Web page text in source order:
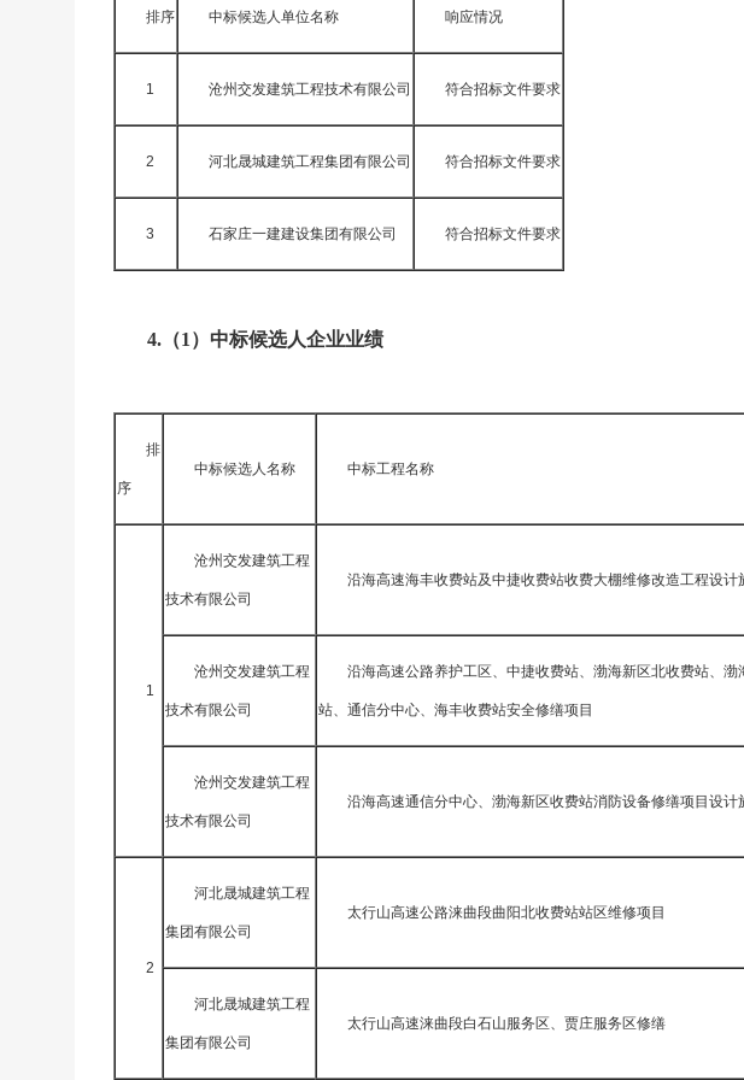
排序 中标候选人单位名称 响应情况
1 沧州交发建筑工程技术有限公司 符合招标文件要求
2 河北晟城建筑工程集团有限公司 符合招标文件要求
3 石家庄一建建设集团有限公司 符合招标文件要求
4.（1）中标候选人企业业绩
排
序
中标候选人名称 中标工程名称
1
沧州交发建筑工程
技术有限公司
沿海高速海丰收费站及中捷收费站收费大棚维修改造工程设计
沧州交发建筑工程
技术有限公司
沿海高速公路养护工区、中捷收费站、渤海新区北收费站、渤
站、通信分中心、海丰收费站安全修缮项目
沧州交发建筑工程
技术有限公司
沿海高速通信分中心、渤海新区收费站消防设备修缮项目设计
2
河北晟城建筑工程
集团有限公司
太行山高速公路涞曲段曲阳北收费站站区维修项目
河北晟城建筑工程
集团有限公司
太行山高速涞曲段白石山服务区、贾庄服务区修缮